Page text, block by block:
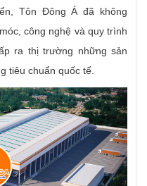
Tôn Đông Á đã không
công nghệ và quy trình
ra thị trường những sản
tiêu chuẩn quốc tế.